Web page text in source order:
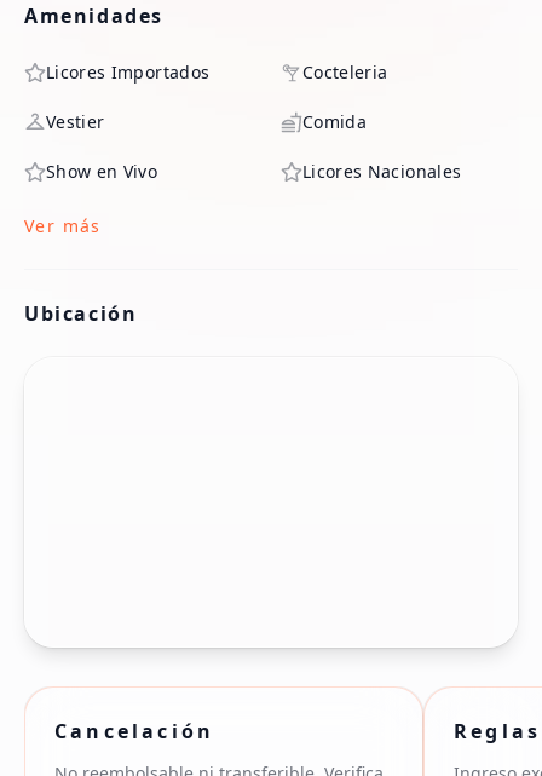
Amenidades
Licores Importados Cocteleria
Vestier Comida
Show en Vivo Licores Nacionales
Ver más
Ubicación
Cancelación Reglas